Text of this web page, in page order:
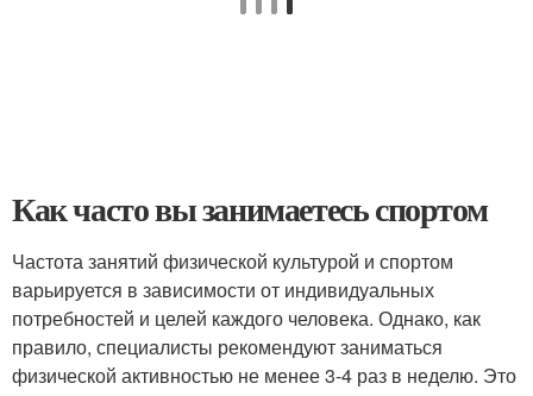
Как часто вы занимаетесь спортом
Частота занятий физической культурой и спортом
варьируется в зависимости от индивидуальных
потребностей и целей каждого человека. Однако, как
правило, специалисты рекомендуют заниматься
физической активностью не менее 3-4 раз в неделю. Это